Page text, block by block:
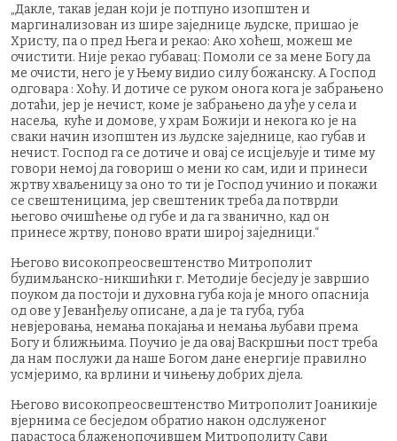
„Дакле, такав један који је потпуно изопштен и
маргинализован из шире заједнице људске, пришао је
Христу, па о пред Њега и рекао: Ако хоћеш, можеш ме
очистити. Није рекао губавац: Помоли се за мене Богу да
ме очисти, него је у Њему видио силу божанску. А Господ
одговара : Хоћу. И дотиче се руком онога кога је забрањено
дотаћи, јер је нечист, коме је забрањено да уђе у села и
насеља, куће и домове, у храм Божији и некога ко је на
сваки начин изопштен из људске заједнице, као губав и
нечист. Господ га се дотиче и овај се исцјељује и тиме му
говори немој да говориш о мени ко сам, иди и принеси
жртву хваљеницу за оно то ти је Господ учинио и покажи
се свештеницима, јер свештеник треба да потврди
његово очишћење од губе и да га званично, кад он
принесе жртву, поново врати широј заједници.“
Његово високопреосвештенство Митрополит
будимљанско-никшићки г. Методије бесједу је завршио
поуком да постоји и духовна губа која је много опаснија
од ове у Јеванђељу описане, а да је та губа, губа
невјеровања, немања покајања и немања љубави према
Богу и ближњима. Поучио је да овај Васкршњи пост треба
да нам послужи да наше Богом дане енергије правилно
усмјеримо, ка врлини и чињењу добрих дјела.
Његово високопреосвештенство Митрополит Јоаникије
вјернима се бесједом обратио након одслуженог
парастоса блаженопочившем Митрополиту Сави